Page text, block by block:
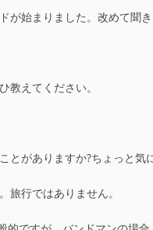
始まりました。改めて聞き
えてください。
がありますか?ちょっと気
旅行ではありません。